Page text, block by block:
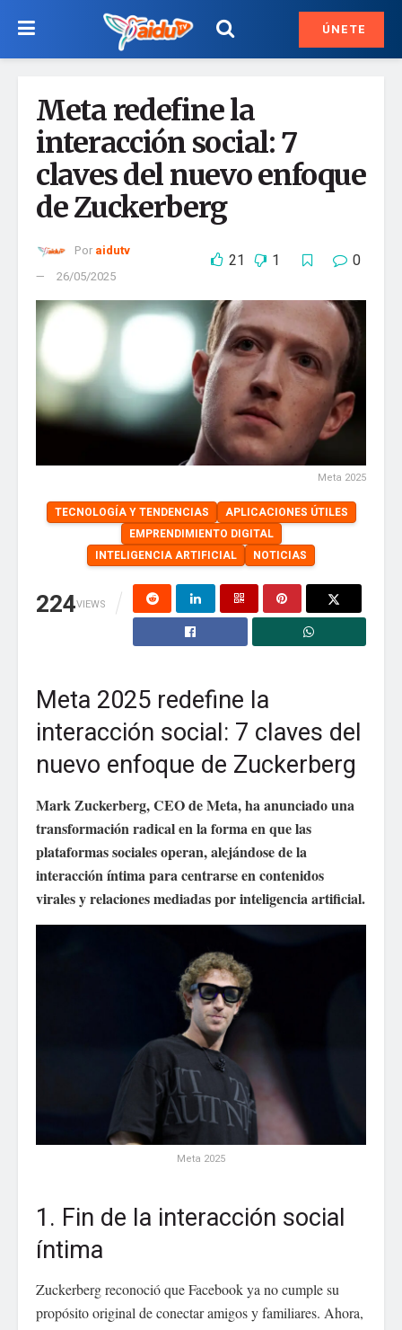
ÚNETE
Meta redefine la
interacción social: 7
claves del nuevo enfoque
de Zuckerberg
Por aidutv
26/05/2025
21 1 0
Meta 2025
TECNOLOGÍA Y TENDENCIAS
APLICACIONES ÚTILES
EMPRENDIMIENTO DIGITAL
INTELIGENCIA ARTIFICIAL
NOTICIAS
224VIEWS
Meta 2025 redefine la
interacción social: 7 claves del
nuevo enfoque de Zuckerberg
Mark Zuckerberg, CEO de Meta, ha anunciado una
transformación radical en la forma en que las
plataformas sociales operan, alejándose de la
interacción íntima para centrarse en contenidos
virales y relaciones mediadas por inteligencia artificial.
Meta 2025
1. Fin de la interacción social
íntima
Zuckerberg reconoció que Facebook ya no cumple su
propósito original de conectar amigos y familiares. Ahora,